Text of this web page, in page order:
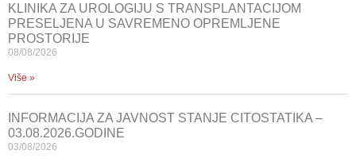
KLINIKA ZA UROLOGIJU S TRANSPLANTACIJOM
PRESELJENA U SAVREMENO OPREMLJENE
PROSTORIJE
08/08/2026
Više »
INFORMACIJA ZA JAVNOST STANJE CITOSTATIKA –
03.08.2026.GODINE
03/08/2026